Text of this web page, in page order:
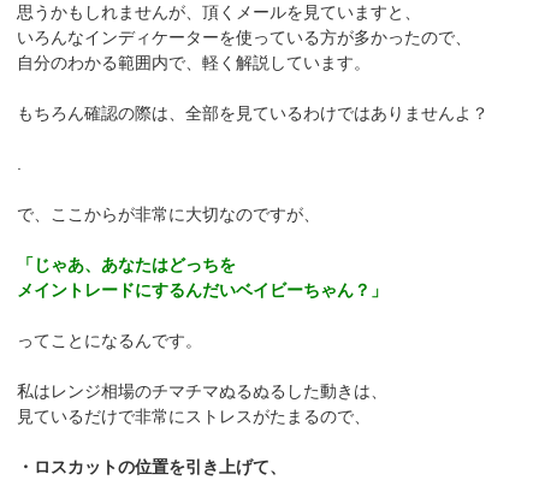
思うかもしれませんが、頂くメールを見ていますと、
いろんなインディケーターを使っている方が多かったので、
自分のわかる範囲内で、軽く解説しています。
もちろん確認の際は、全部を見ているわけではありませんよ？
で、ここからが非常に大切なのですが、
「じゃあ、あなたはどっちを
メイントレードにするんだいベイビーちゃん？」
ってことになるんです。
私はレンジ相場のチマチマぬるぬるした動きは、
見ているだけで非常にストレスがたまるので、
・ロスカットの位置を引き上げて、